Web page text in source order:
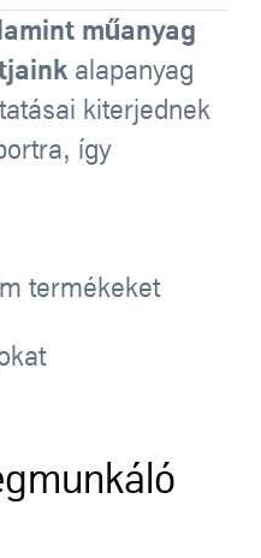
műanyag
alapanyag
kiterjednek
így
termékeket